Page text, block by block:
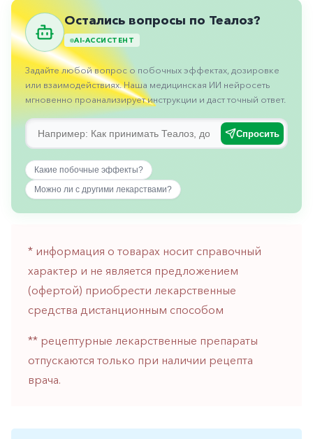
Прочее
Пульмонология
Сердечные
Сосудистые
Тромбозы
Урология
Ухо-
горло-
нос
Щитовидная
железа
Остались вопросы по Теалоз?
AI-АССИСТЕНТ
Задайте любой вопрос о побочных эффектах, дозировке
или взаимодействиях. Наша медицинская ИИ нейросеть
мгновенно проанализирует инструкции и даст точный ответ.
Спросить
Какие побочные эффекты?
Можно ли с другими лекарствами?
* информация о товарах носит справочный
характер и не является предложением
(офертой) приобрести лекарственные
средства дистанционным способом
** рецептурные лекарственные препараты
отпускаются только при наличии рецепта
врача.